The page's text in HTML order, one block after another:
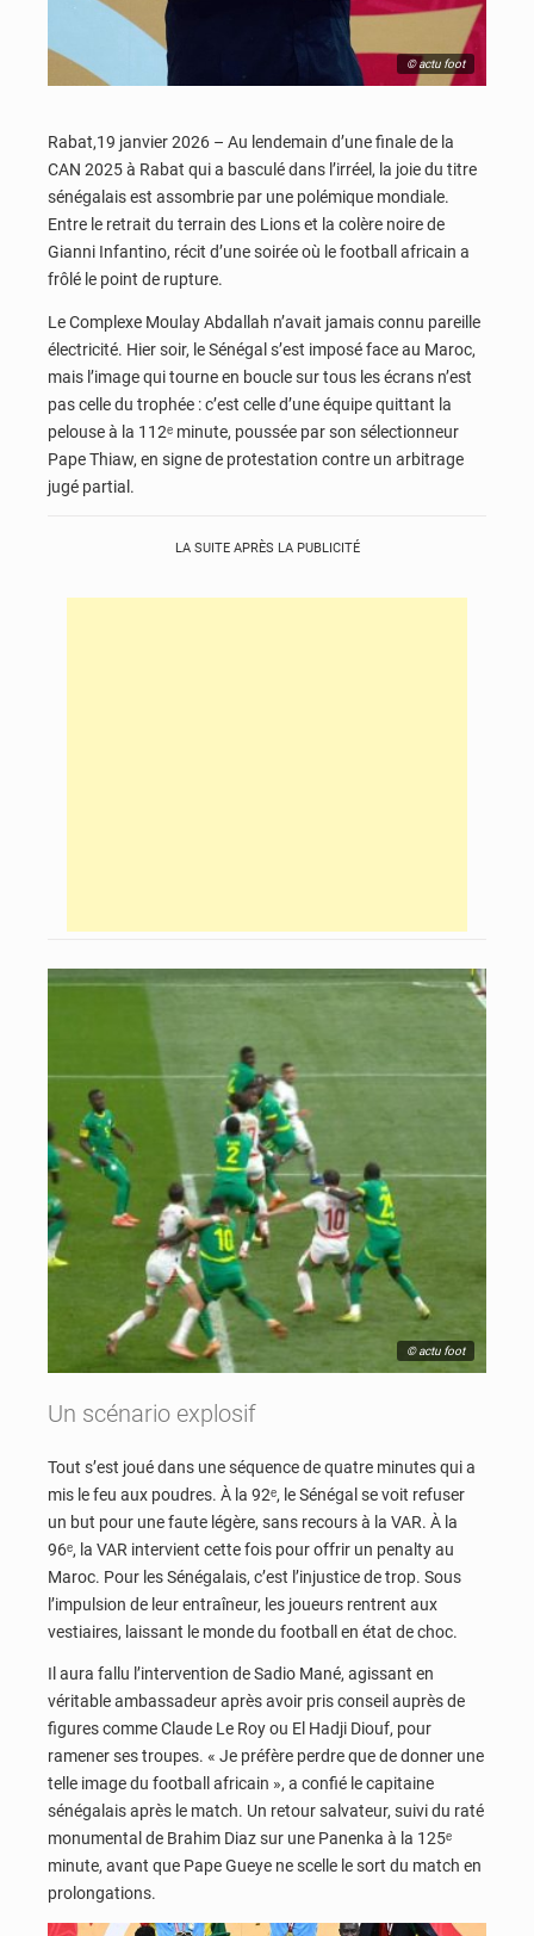
© actu foot
Rabat,19 janvier 2026 – Au lendemain d’une finale de la
CAN 2025 à Rabat qui a basculé dans l’irréel, la joie du titre
sénégalais est assombrie par une polémique mondiale.
Entre le retrait du terrain des Lions et la colère noire de
Gianni Infantino, récit d’une soirée où le football africain a
frôlé le point de rupture.
Le Complexe Moulay Abdallah n’avait jamais connu pareille
électricité. Hier soir, le Sénégal s’est imposé face au Maroc,
mais l’image qui tourne en boucle sur tous les écrans n’est
pas celle du trophée : c’est celle d’une équipe quittant la
pelouse à la 112ᵉ minute, poussée par son sélectionneur
Pape Thiaw, en signe de protestation contre un arbitrage
jugé partial.
LA SUITE APRÈS LA PUBLICITÉ
© actu foot
Un scénario explosif
Tout s’est joué dans une séquence de quatre minutes qui a
mis le feu aux poudres. À la 92ᵉ, le Sénégal se voit refuser
un but pour une faute légère, sans recours à la VAR. À la
96ᵉ, la VAR intervient cette fois pour offrir un penalty au
Maroc. Pour les Sénégalais, c’est l’injustice de trop. Sous
l’impulsion de leur entraîneur, les joueurs rentrent aux
vestiaires, laissant le monde du football en état de choc.
Il aura fallu l’intervention de Sadio Mané, agissant en
véritable ambassadeur après avoir pris conseil auprès de
figures comme Claude Le Roy ou El Hadji Diouf, pour
ramener ses troupes. « Je préfère perdre que de donner une
telle image du football africain », a confié le capitaine
sénégalais après le match. Un retour salvateur, suivi du raté
monumental de Brahim Diaz sur une Panenka à la 125ᵉ
minute, avant que Pape Gueye ne scelle le sort du match en
prolongations.